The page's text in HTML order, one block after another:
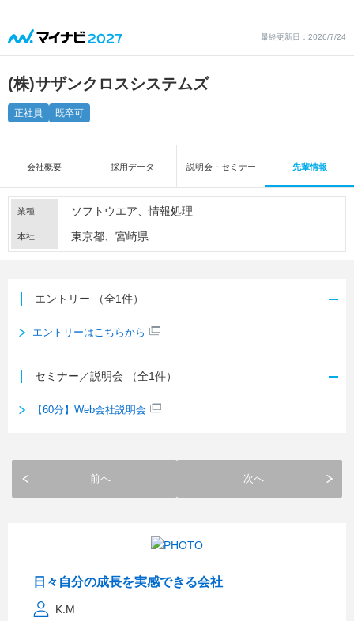
最終更新日：2026/7/24
(株)サザンクロスシステムズ
正社員 既卒可
会社概要 採用データ 説明会・セミナー 先輩情報
業種 ソフトウエア 情報処理
本社 東京都、宮崎県
エントリー （全1件）
エントリーはこちらから
セミナー／説明会 （全1件）
【60分】Web会社説明会
前へ 次へ
日々自分の成長を実感できる会社
K.M